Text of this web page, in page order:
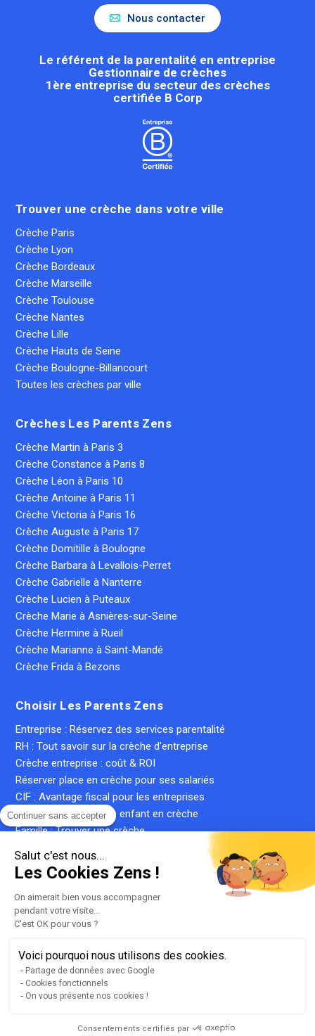
Continuer sans accepter
Salut c'est nous...
Les Cookies Zens !
On aimerait bien vous accompagner
pendant votre visite...
C'est OK pour vous ?
Voici pourquoi nous utilisons des cookies.
Partage de données avec Google
Cookies fonctionnels
On vous présente nos cookies !
Consentements certifiés par
Nous contacter
Le référent de la parentalité en entreprise
Gestionnaire de crèches
1ère entreprise du secteur des crèches
certifiée B Corp
Trouver une crèche dans votre ville
Crèche Paris
Crèche Lyon
Crèche Bordeaux
Crèche Marseille
Crèche Toulouse
Crèche Nantes
Crèche Lille
Crèche Hauts de Seine
Crèche Boulogne-Billancourt
Toutes les crèches par ville
Crèches Les Parents Zens
Crèche Martin à Paris 3
Crèche Constance à Paris 8
Crèche Léon à Paris 10
Crèche Antoine à Paris 11
Crèche Victoria à Paris 16
Crèche Auguste à Paris 17
Crèche Domitille à Boulogne
Crèche Barbara à Levallois-Perret
Crèche Gabrielle à Nanterre
Crèche Lucien à Puteaux
Crèche Marie à Asnières-sur-Seine
Crèche Hermine à Rueil
Crèche Marianne à Saint-Mandé
Crèche Frida à Bezons
Choisir Les Parents Zens
Entreprise : Réservez des services parentalité
RH : Tout savoir sur la crèche d'entreprise
Crèche entreprise : coût & ROI
Réserver place en crèche pour ses salariés
CIF : Avantage fiscal pour les entreprises
Famille : Inscrire votre enfant en crèche
Famille : Trouver une crèche
Famille : Simuler le coût d'une place en crèche
Crèche inter-entreprise : le guide complet
Qu'est-ce qu'une crèche privée ?
Qu'est-ce qu'une micro-crèche ?
Plan du site
Liste de nos crèches
llms.txt
Conditions générales d'utilisation